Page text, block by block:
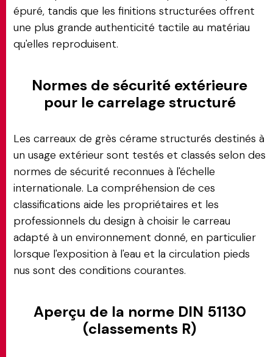
épuré, tandis que les finitions structurées offrent
une plus grande authenticité tactile au matériau
qu'elles reproduisent.
Normes de sécurité extérieure
pour le carrelage structuré
Les carreaux de grès cérame structurés destinés à
un usage extérieur sont testés et classés selon des
normes de sécurité reconnues à l'échelle
internationale. La compréhension de ces
classifications aide les propriétaires et les
professionnels du design à choisir le carreau
adapté à un environnement donné, en particulier
lorsque l'exposition à l'eau et la circulation pieds
nus sont des conditions courantes.
Aperçu de la norme DIN 51130
(classements R)